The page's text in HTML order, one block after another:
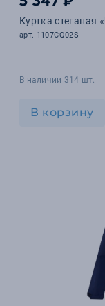
Куртка стеганая
арт. 1107CQ02S
В наличии 314 шт.
В корзину